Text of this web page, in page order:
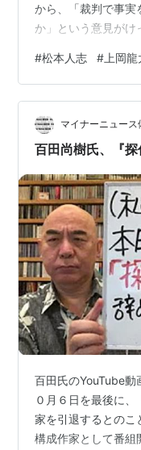
から、「裁判で事実
か」という意見がけ
になったとしても、
る」場所ではなく、
が事実を立証できる
の場合「事実があっ
春側が負うわけだが
#松本人志 # 上岡
マイナーニュース
百田尚樹氏、『
百田氏のYouTube動
０月６日を最後に
家を引退するとの
構成作家として番組